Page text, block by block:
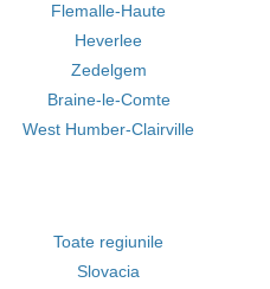
Flemalle-Haute
Heverlee
Zedelgem
Braine-le-Comte
West Humber-Clairville
Toate regiunile
Slovacia